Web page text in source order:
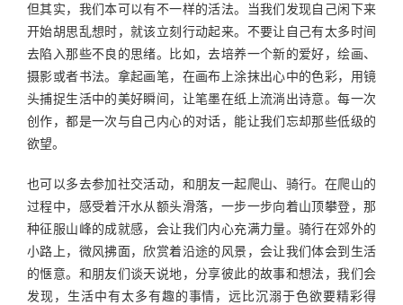
但其实，我们本可以有不一样的活法。当我们发现自己闲下来
开始胡思乱想时，就该立刻行动起来。不要让自己有太多时间
去陷入那些不良的思绪。比如，去培养一个新的爱好，绘画、
摄影或者书法。拿起画笔，在画布上涂抹出心中的色彩，用镜
头捕捉生活中的美好瞬间，让笔墨在纸上流淌出诗意。每一次
创作，都是一次与自己内心的对话，能让我们忘却那些低级的
欲望。
也可以多去参加社交活动，和朋友一起爬山、骑行。在爬山的
过程中，感受着汗水从额头滑落，一步一步向着山顶攀登，那
种征服山峰的成就感，会让我们内心充满力量。骑行在郊外的
小路上，微风拂面，欣赏着沿途的风景，会让我们体会到生活
的惬意。和朋友们谈天说地，分享彼此的故事和想法，我们会
发现，生活中有太多有趣的事情，远比沉溺于色欲要精彩得